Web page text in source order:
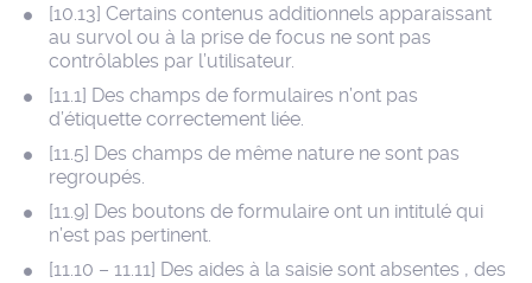
[10.13] Certains contenus additionnels apparaissant
au survol ou à la prise de focus ne sont pas
contrôlables par l’utilisateur.
[11.1] Des champs de formulaires n’ont pas
d’étiquette correctement liée.
[11.5] Des champs de même nature ne sont pas
regroupés.
[11.9] Des boutons de formulaire ont un intitulé qui
n’est pas pertinent.
[11.10 – 11.11] Des aides à la saisie sont absentes , des